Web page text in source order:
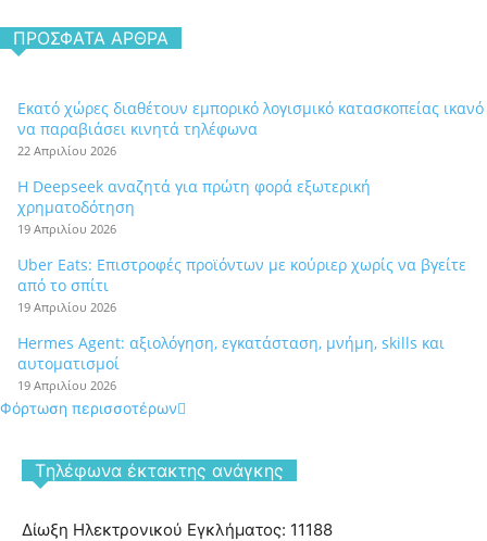
ΠΡΌΣΦΑΤΑ ΆΡΘΡΑ
Εκατό χώρες διαθέτουν εμπορικό λογισμικό κατασκοπείας ικανό
να παραβιάσει κινητά τηλέφωνα
22 Απριλίου 2026
Η Deepseek αναζητά για πρώτη φορά εξωτερική
χρηματοδότηση
19 Απριλίου 2026
Uber Eats: Επιστροφές προϊόντων με κούριερ χωρίς να βγείτε
από το σπίτι
19 Απριλίου 2026
Hermes Agent: αξιολόγηση, εγκατάσταση, μνήμη, skills και
αυτοματισμοί
19 Απριλίου 2026
Φόρτωση περισσοτέρων
Tηλέφωνα έκτακτης ανάγκης
Δίωξη Ηλεκτρονικού Εγκλήματος: 11188